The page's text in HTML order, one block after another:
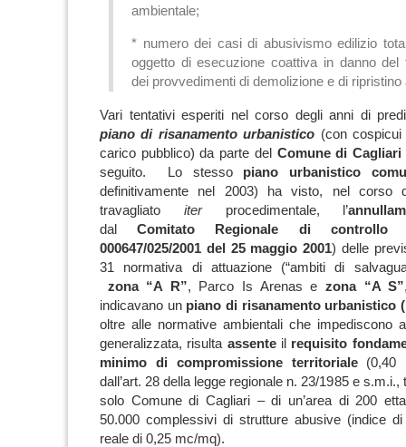
ambientale;
* numero dei casi di abusivismo edilizio
oggetto di esecuzione coattiva in danno del
dei provvedimenti di demolizione e di ripristino
Vari tentativi esperiti nel corso degli anni di
piano di risanamento urbanistico (con
carico pubblico) da parte del Comune di Cagliari
seguito. Lo stesso piano urbanistico
definitivamente nel 2003) ha visto, nel corso
travagliato iter procedimentale, l’
dalComitato Regionale di
000647/025/2001 del 25 maggio 2001) delle
31 normativa di attuazione (“ambiti di
zona “A R”, Parco Is Arenas e zona “A S”
indicavano un piano di risanamento urbanistico
oltre alle normative ambientali che impediscono
generalizzata, risulta assenteil requisito
minimo di compromissione territoriale(0,40
dall’art. 28 della legge regionale n. 23/1985 e s.m.i.,
solo Comune di Cagliari – di un’area di 200
50.000 complessivi di strutture abusive (indice
reale di 0,25 mc/mq).